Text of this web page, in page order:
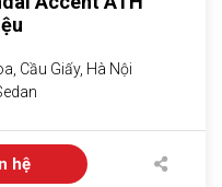
Cầu Giấy, Hà Nội
hệ